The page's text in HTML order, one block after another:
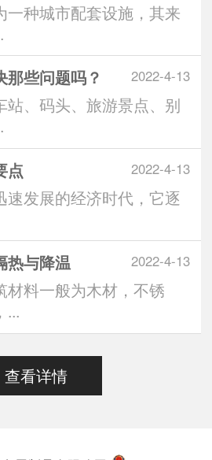
一种城市配套设施，其来
2022-4-13
那些问题吗？
站、码头、旅游景点、别
2022-4-13
点
速发展的经济时代，它逐
2022-4-13
热与降温
材料一般为木材，不锈
...
查看详情